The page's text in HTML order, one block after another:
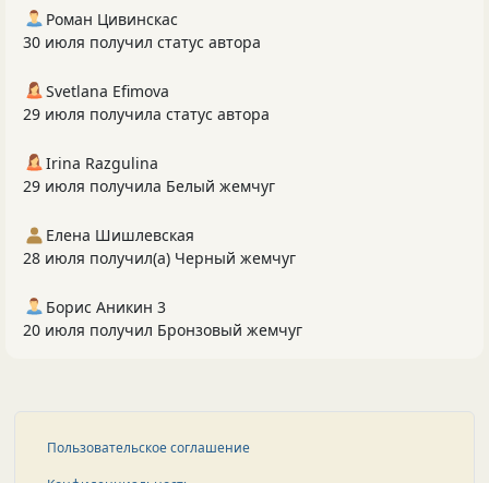
Роман Цивинскас
30 июля получил статус автора
Svetlana Efimova
29 июля получила статус автора
Irina Razgulina
29 июля получила Белый жемчуг
Елена Шишлевская
28 июля получил(а) Черный жемчуг
Борис Аникин 3
20 июля получил Бронзовый жемчуг
Пользовательское соглашение